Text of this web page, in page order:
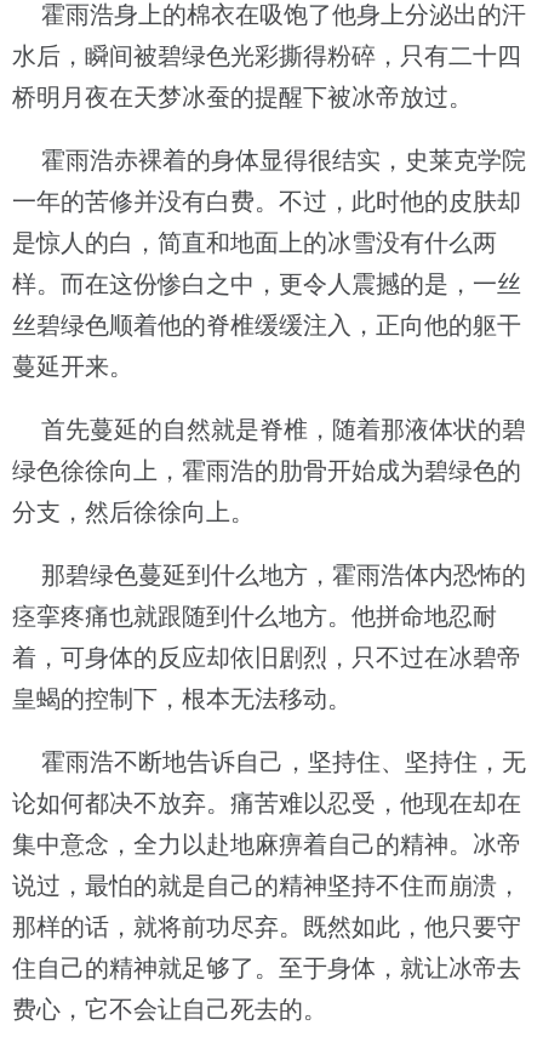
霍雨浩身上的棉衣在吸饱了他身上分泌出的汗
水后，瞬间被碧绿色光彩撕得粉碎，只有二十四
桥明月夜在天梦冰蚕的提醒下被冰帝放过。
霍雨浩赤裸着的身体显得很结实，史莱克学院
一年的苦修并没有白费。不过，此时他的皮肤却
是惊人的白，简直和地面上的冰雪没有什么两
样。而在这份惨白之中，更令人震撼的是，一丝
丝碧绿色顺着他的脊椎缓缓注入，正向他的躯干
蔓延开来。
首先蔓延的自然就是脊椎，随着那液体状的碧
绿色徐徐向上，霍雨浩的肋骨开始成为碧绿色的
分支，然后徐徐向上。
那碧绿色蔓延到什么地方，霍雨浩体内恐怖的
痉挛疼痛也就跟随到什么地方。他拼命地忍耐
着，可身体的反应却依旧剧烈，只不过在冰碧帝
皇蝎的控制下，根本无法移动。
霍雨浩不断地告诉自己，坚持住、坚持住，无
论如何都决不放弃。痛苦难以忍受，他现在却在
集中意念，全力以赴地麻痹着自己的精神。冰帝
说过，最怕的就是自己的精神坚持不住而崩溃，
那样的话，就将前功尽弃。既然如此，他只要守
住自己的精神就足够了。至于身体，就让冰帝去
费心，它不会让自己死去的。